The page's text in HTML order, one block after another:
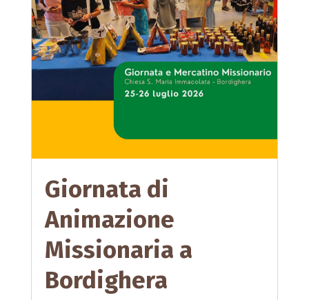
Giornata di
Animazione
Missionaria a
Bordighera